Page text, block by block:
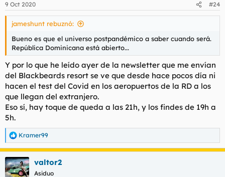
e
s
9 Oct 2020 #24
jameshunt rebuznó:
Bueno es que el universo postpandémico a saber cuando será.
República Dominicana está abierto...
Y por lo que he leído ayer de la newsletter que me envían
del Blackbeards resort se ve que desde hace pocos día ni
hacen el test del Covid en los aeropuertos de la RD a los
que llegan del extranjero.
Eso sí, hay toque de queda a las 21h, y los findes de 19h a
5h.
R
e
a
c
c
Kramer99
valtor2
Asiduo